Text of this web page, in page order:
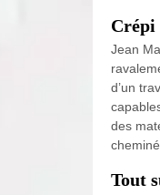
Crépi
Jean
d’un
des
Tout